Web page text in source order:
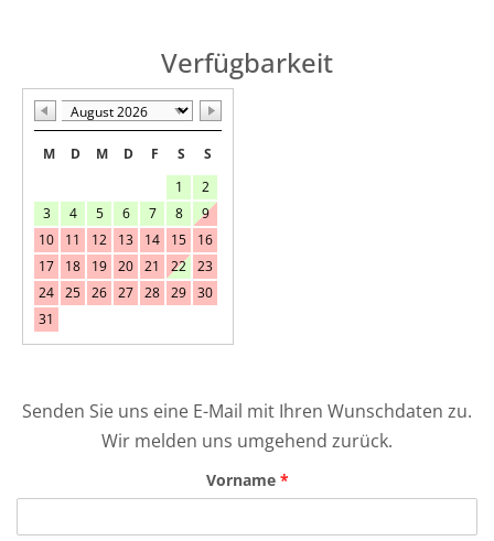
Verfügbarkeit
M D M D F S
S
1
2
3
4 5 6 7 8
9
10
11 12 13 14 15
16
17
18 19 20 21 22 23
24 25 26 27 28 29 30
31
Senden Sie uns eine E-Mail mit Ihren Wunschdaten zu.
Wir melden uns umgehend zurück.
Vorname *